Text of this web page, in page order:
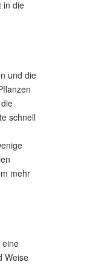
in die
und die
schnell
mehr
eine
Weise